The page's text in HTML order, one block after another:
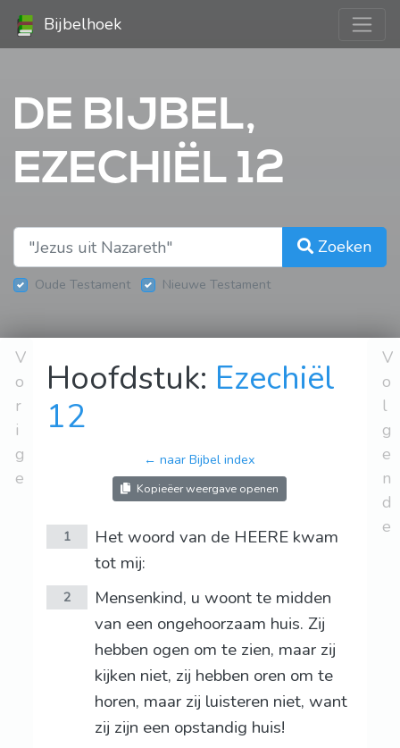
Bijbelhoek
DE BIJBEL,
EZECHIËL 12
Zoeken
Oude Testament Nieuwe Testament
V
o
r
i
g
e
Hoofdstuk: Ezechiël
12
← naar Bijbel index
Kopieëer weergave openen
1
Het woord van de HEERE kwam
tot mij:
2
Mensenkind, u woont te midden
van een ongehoorzaam huis. Zij
hebben ogen om te zien, maar zij
kijken niet, zij hebben oren om te
horen, maar zij luisteren niet, want
zij zijn een opstandig huis!
V
o
l
g
e
n
d
e